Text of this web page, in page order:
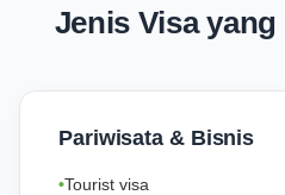
Jenis Visa
Pariwisata & Bisnis
Tourist visa